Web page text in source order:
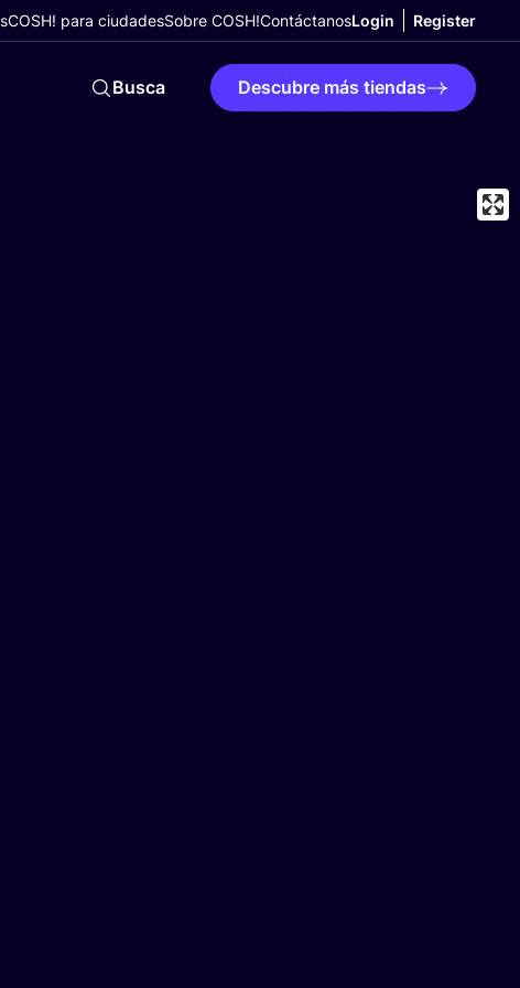
COSH! para ciudadesSobre COSH!ContáctanosLogin Register
Busca Descubre más tiendas